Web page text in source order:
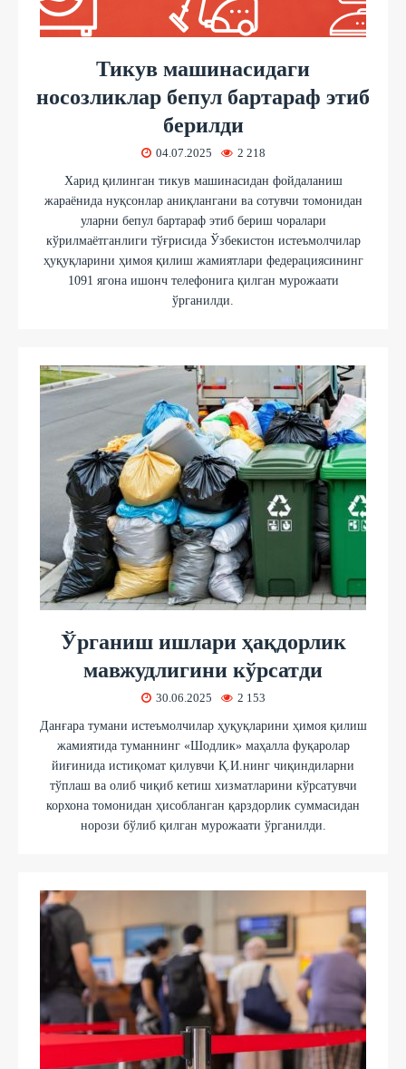
Тикув машинасидаги
носозликлар бепул бартараф этиб
берилди
04.07.2025 2 218
Харид қилинган тикув машинасидан фойдаланиш
жараёнида нуқсонлар аниқлангани ва сотувчи томонидан
уларни бепул бартараф этиб бериш чоралари
кўрилмаётганлиги тўғрисида Ўзбекистон истеъмолчилар
ҳуқуқларини ҳимоя қилиш жамиятлари федерациясининг
1091 ягона ишонч телефонига қилган мурожаати
ўрганилди.
Ўрганиш ишлари ҳақдорлик
мавжудлигини кўрсатди
30.06.2025 2 153
Данғара тумани истеъмолчилар ҳуқуқларини ҳимоя қилиш
жамиятида туманнинг «Шодлик» маҳалла фуқаролар
йиғинида истиқомат қилувчи Қ.И.нинг чиқиндиларни
тўплаш ва олиб чиқиб кетиш хизматларини кўрсатувчи
корхона томонидан ҳисобланган қарздорлик суммасидан
норози бўлиб қилган мурожаати ўрганилди.